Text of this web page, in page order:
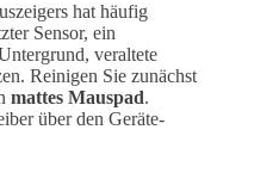
hat häufig
Sensor, ein
veraltete
Reinigen Sie zunächst
mattes Mauspad.
über den Geräte-